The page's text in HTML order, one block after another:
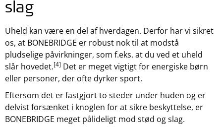
slag
Uheld kan være en del af hverdagen. Derfor har vi sikret
os, at BONEBRIDGE er robust nok til at modstå
pludselige påvirkninger, som f.eks. at du ved et uheld
slår hovedet.[4] Det er meget vigtigt for energiske børn
eller personer, der ofte dyrker sport.
Eftersom det er fastgjort to steder under huden og er
delvist forsænket i knoglen for at sikre beskyttelse, er
BONEBRIDGE meget pålideligt mod stød og slag.